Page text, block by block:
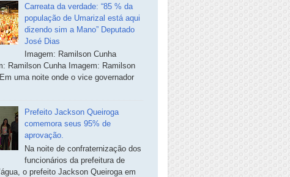
Carreata da verdade: “85 % da
população de Umarizal está aqui
dizendo sim a Mano” Deputado
José Dias
Imagem: Ramilson Cunha
Ramilson Cunha Imagem: Ramilson
uma noite onde o vice governador
Prefeito Jackson Queiroga
comemora seus 95% de
aprovação.
Na noite de confraternização dos
funcionários da prefeitura de
o prefeito Jackson Queiroga em